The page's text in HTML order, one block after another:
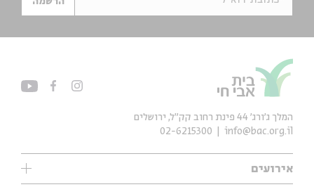
אירועים
המלך ג'ורג' 44 פינת רחוב קק״ל, ירושלים
info@bac.org.il
02-6215300